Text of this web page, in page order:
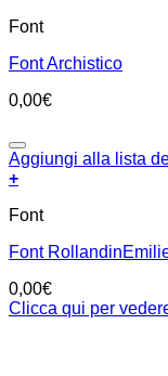
Font
Font Archistico
0,00€
Aggiungi alla lista
+
Font
Font
0,00€
Clicca qui per